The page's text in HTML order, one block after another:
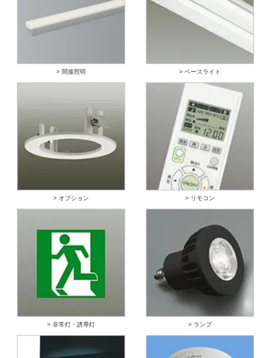
> 間接照明 > ベースライト
> オプション > リモコン
> 非常灯・誘導灯 > ランプ